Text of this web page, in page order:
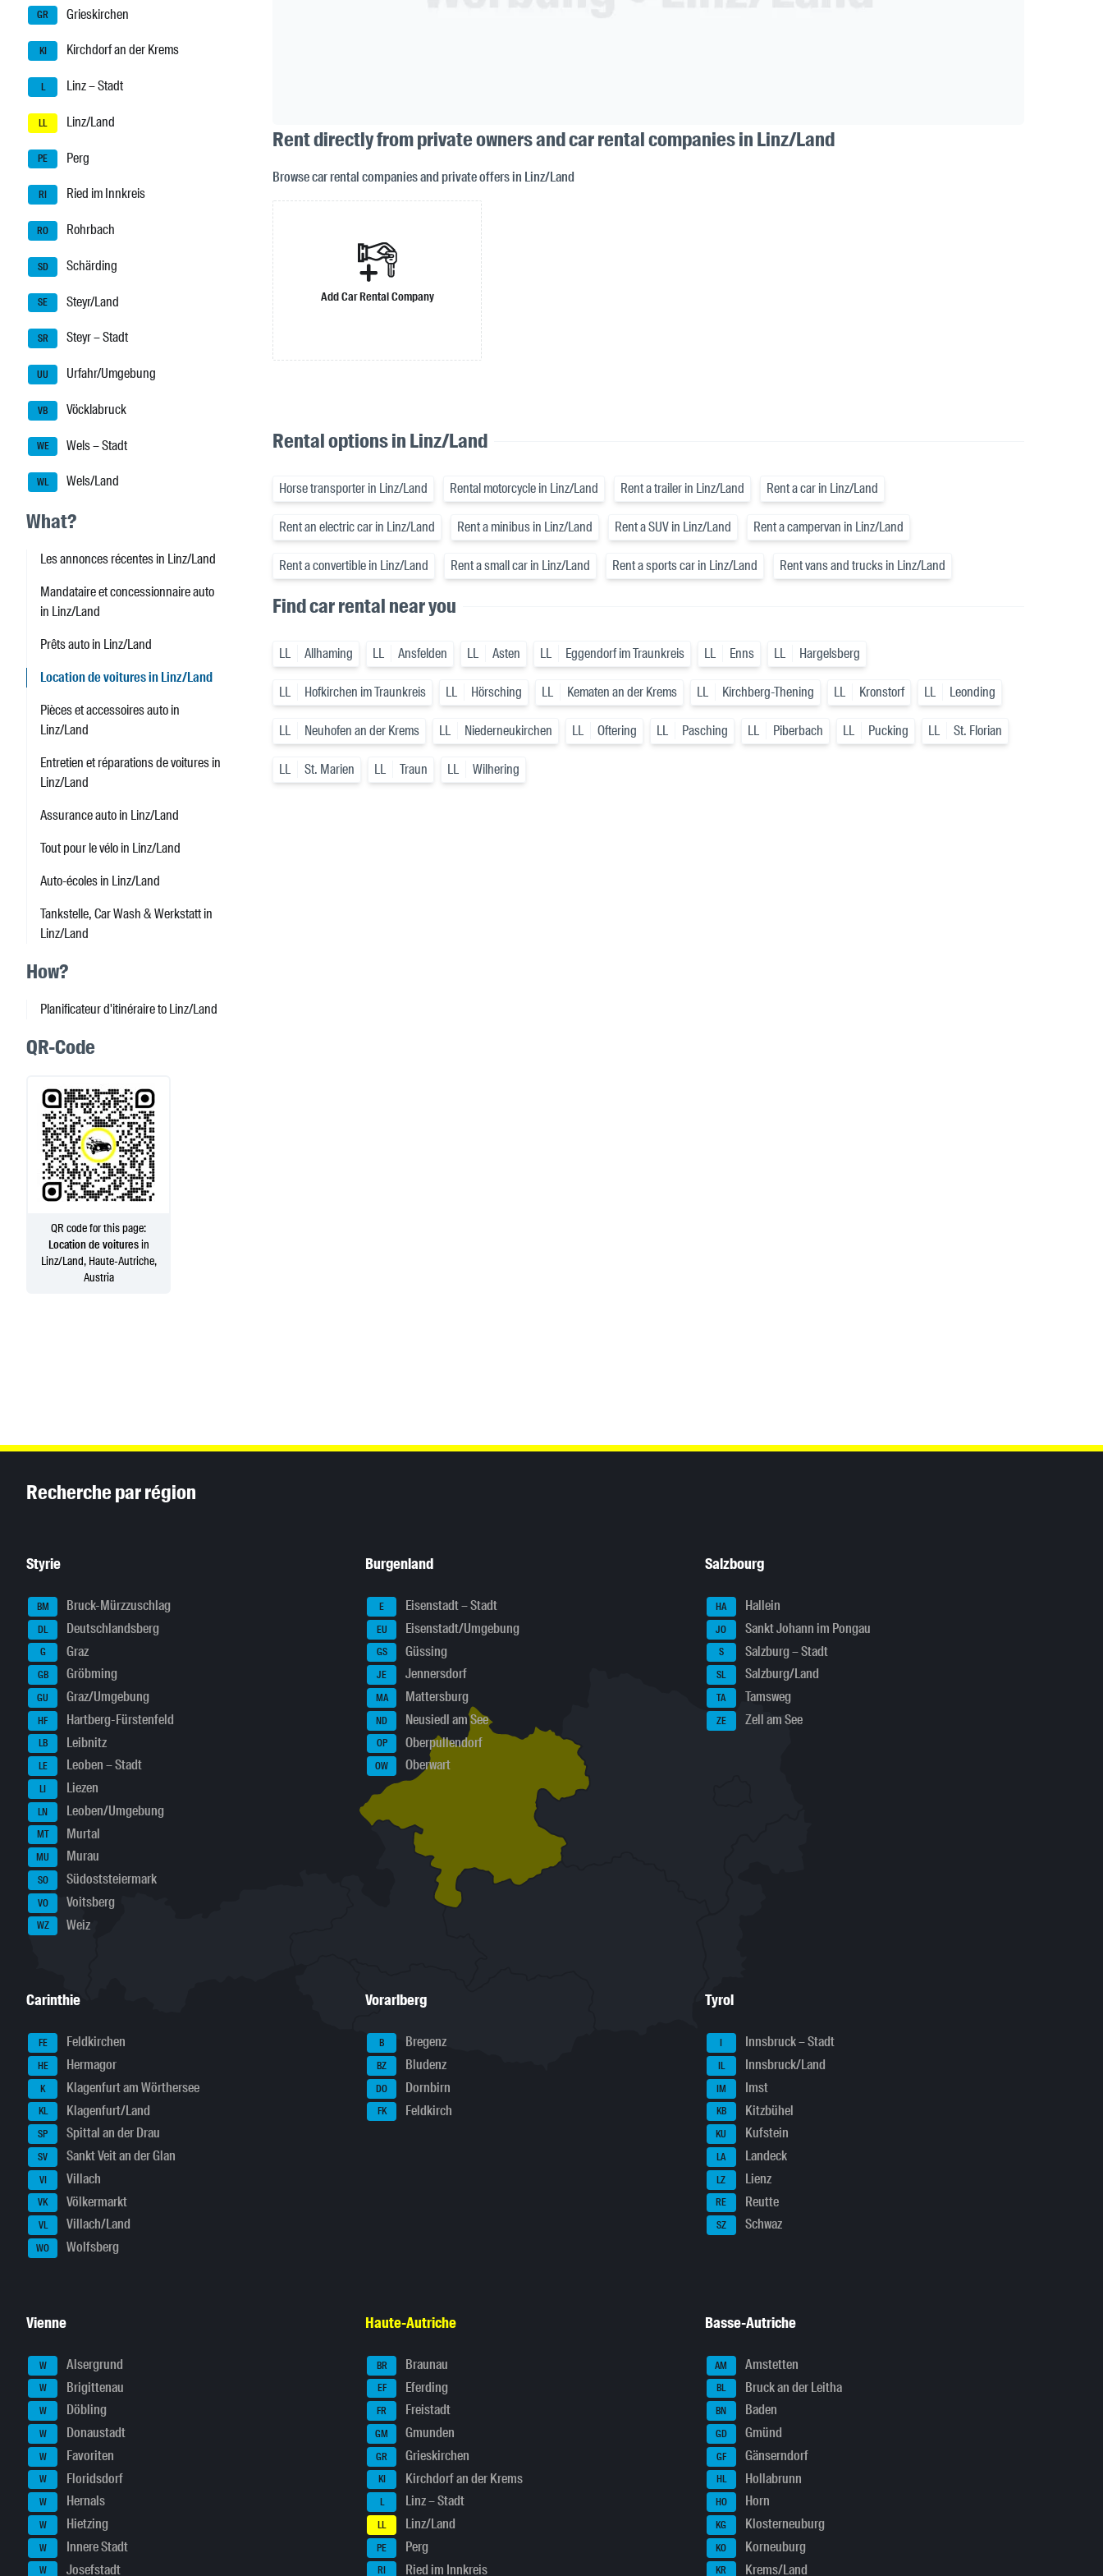
GR Grieskirchen
KI Kirchdorf an der Krems
L Linz – Stadt
LL Linz/Land
PE Perg
RI Ried im Innkreis
RO Rohrbach
SD Schärding
SE Steyr/Land
SR Steyr – Stadt
UU Urfahr/Umgebung
VB Vöcklabruck
WE Wels – Stadt
WL Wels/Land
What?
Les annonces récentes in Linz/Land
Mandataire et concessionnaire auto
in Linz/Land
Prêts auto in Linz/Land
Location de voitures in Linz/Land
Pièces et accessoires auto in
Linz/Land
Entretien et réparations de voitures in
Linz/Land
Assurance auto in Linz/Land
Tout pour le vélo in Linz/Land
Auto-écoles in Linz/Land
Tankstelle, Car Wash & Werkstatt in
Linz/Land
How?
Planificateur d'itinéraire to Linz/Land
QR-Code
QR code for this page:
Location de voituresin
Linz/Land, Haute-Autriche,
Austria
Rent directly from private owners and car rental companies in Linz/Land
Browse car rental companies and private offers in Linz/Land
Add Car Rental Company
Rental options in Linz/Land
Horse transporter in Linz/Land Rental motorcycle in Linz/Land Rent a trailer in Linz/Land Rent a car in Linz/Land
Rent an electric car in Linz/Land Rent a minibus in Linz/Land Rent a SUV in Linz/Land Rent a campervan in Linz/Land
Rent a convertible in Linz/Land Rent a small car in Linz/Land Rent a sports car in Linz/Land Rent vans and trucks in Linz/Land
Find car rental near you
LL Allhaming LL Ansfelden LL Asten LL Eggendorf im Traunkreis LL Enns LL Hargelsberg
LL Hofkirchen im Traunkreis LL Hörsching LL Kematen an der Krems LL Kirchberg-Thening LL Kronstorf LL Leonding
LL Neuhofen an der Krems LL Niederneukirchen LL Oftering LL Pasching LL Piberbach LL Pucking LL St. Florian
LL St. Marien LL Traun LL Wilhering
Recherche par région
Styrie
BM Bruck-Mürzzuschlag
DL Deutschlandsberg
G Graz
GB Gröbming
GU Graz/Umgebung
HF Hartberg-Fürstenfeld
LB Leibnitz
LE Leoben – Stadt
LI Liezen
LN Leoben/Umgebung
MT Murtal
MU Murau
SO Südoststeiermark
VO Voitsberg
WZ Weiz
Burgenland
E Eisenstadt – Stadt
EU Eisenstadt/Umgebung
GS Güssing
JE Jennersdorf
MA Mattersburg
ND Neusiedl am See
OP Oberpullendorf
OW Oberwart
Salzbourg
HA Hallein
JO Sankt Johann im Pongau
S Salzburg – Stadt
SL Salzburg/Land
TA Tamsweg
ZE Zell am See
Carinthie
FE Feldkirchen
HE Hermagor
K Klagenfurt am Wörthersee
KL Klagenfurt/Land
SP Spittal an der Drau
SV Sankt Veit an der Glan
VI Villach
VK Völkermarkt
VL Villach/Land
WO Wolfsberg
Vorarlberg
B Bregenz
BZ Bludenz
DO Dornbirn
FK Feldkirch
Tyrol
I Innsbruck – Stadt
IL Innsbruck/Land
IM Imst
KB Kitzbühel
KU Kufstein
LA Landeck
LZ Lienz
RE Reutte
SZ Schwaz
Vienne
W Alsergrund
W Brigittenau
W Döbling
W Donaustadt
W Favoriten
W Floridsdorf
W Hernals
W Hietzing
W Innere Stadt
W Josefstadt
Haute-Autriche
BR Braunau
EF Eferding
FR Freistadt
GM Gmunden
GR Grieskirchen
KI Kirchdorf an der Krems
L Linz – Stadt
LL Linz/Land
PE Perg
RI Ried im Innkreis
Basse-Autriche
AM Amstetten
BL Bruck an der Leitha
BN Baden
GD Gmünd
GF Gänserndorf
HL Hollabrunn
HO Horn
KG Klosterneuburg
KO Korneuburg
KR Krems/Land